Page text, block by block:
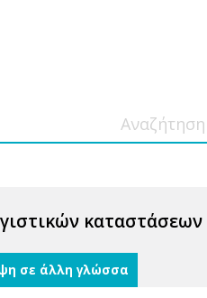
σε άλλη γλώσσα